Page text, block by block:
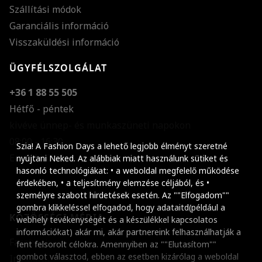
Szia! A Fashion Days a lehető legjobb élményt szeretné
nyújtani Neked. Az alábbiak miatt használunk sütiket és
hasonló technológiákat: • a weboldal megfelelő működése
érdekében, • a teljesítmény elemzése céljából, és •
személyre szabott hirdetések esetén. Az ""Elfogadom""
gombra klikkeléssel elfogadod, hogy adataitd(például a
webhely tevékenységét és a készülékkel kapcsolatos
információkat) akár mi, akár partnereink felhasználhatják a
fent felsorolt célokra. Amennyiben az ""Elutasítom""
gombot választod, ebben az esetben kizárólag a weboldal
Szállítási módok
Garanciális információ
Visszaküldési információ
ÜGYFÉLSZOLGÁLAT
+36 1 88 55 505
Hétfő - péntek
08:00 - 16:30
E-mail küldése
KÖZÖSSÉGI MÉDIA
Facebook
Instagram
Szöveg méretének
Szóköz növelése
Szóköz csökkentése
Sortávolság
Sortávolság